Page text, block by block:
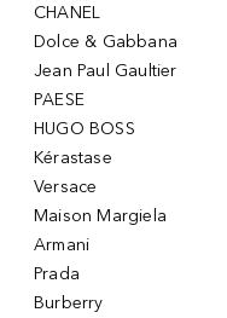
CHANEL
Dolce & Gabbana
Jean Paul Gaultier
PAESE
HUGO BOSS
Kérastase
Versace
Maison Margiela
Armani
Prada
Burberry